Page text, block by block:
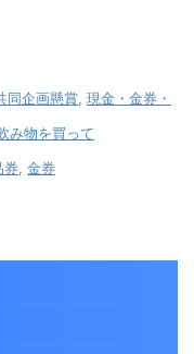
同企画懸賞, 現金・金券・
み物を買って
券, 金券